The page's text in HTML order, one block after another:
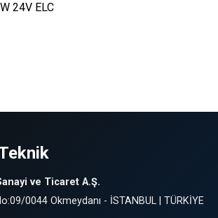
24V ELC
ve Ticaret A.Ş.
0044 Okmeydanı - İSTANBUL | TÜRKİYE